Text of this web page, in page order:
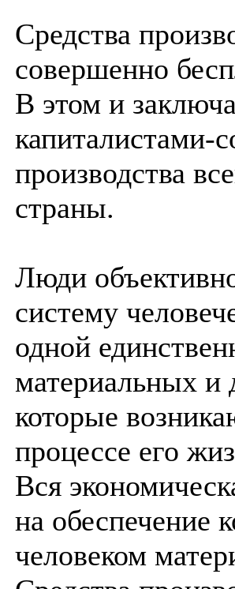
Средства
совершенно
В этом и
капиталистами-
производства
страны.
Люди
систему
одной
материальных и
которые
процессе его
Вся
на обеспечение
человеком